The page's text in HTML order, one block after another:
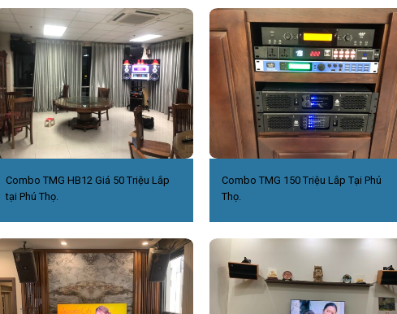
Combo TMG HB12 Giá 50 Triệu Lắp
tại Phú Thọ.
Combo TMG 150 Triệu Lắp Tại Phú
Thọ.